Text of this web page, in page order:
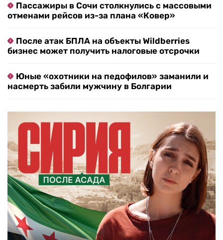
Пассажиры в Сочи столкнулись с массовыми
отменами рейсов из-за плана «Ковер»
После атак БПЛА на объекты Wildberries
бизнес может получить налоговые отсрочки
Юные «охотники на педофилов» заманили и
насмерть забили мужчину в Болгарии